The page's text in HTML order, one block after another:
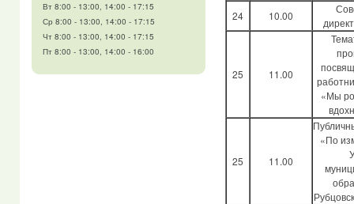
Вт 8:00 - 13:00, 14:00 - 17:15
Ср 8:00 - 13:00, 14:00 - 17:15
Чт 8:00 - 13:00, 14:00 - 17:15
Пт 8:00 - 13:00, 14:00 - 16:00
24
10.00
25 11.00
«Мы
25 11.00
«По